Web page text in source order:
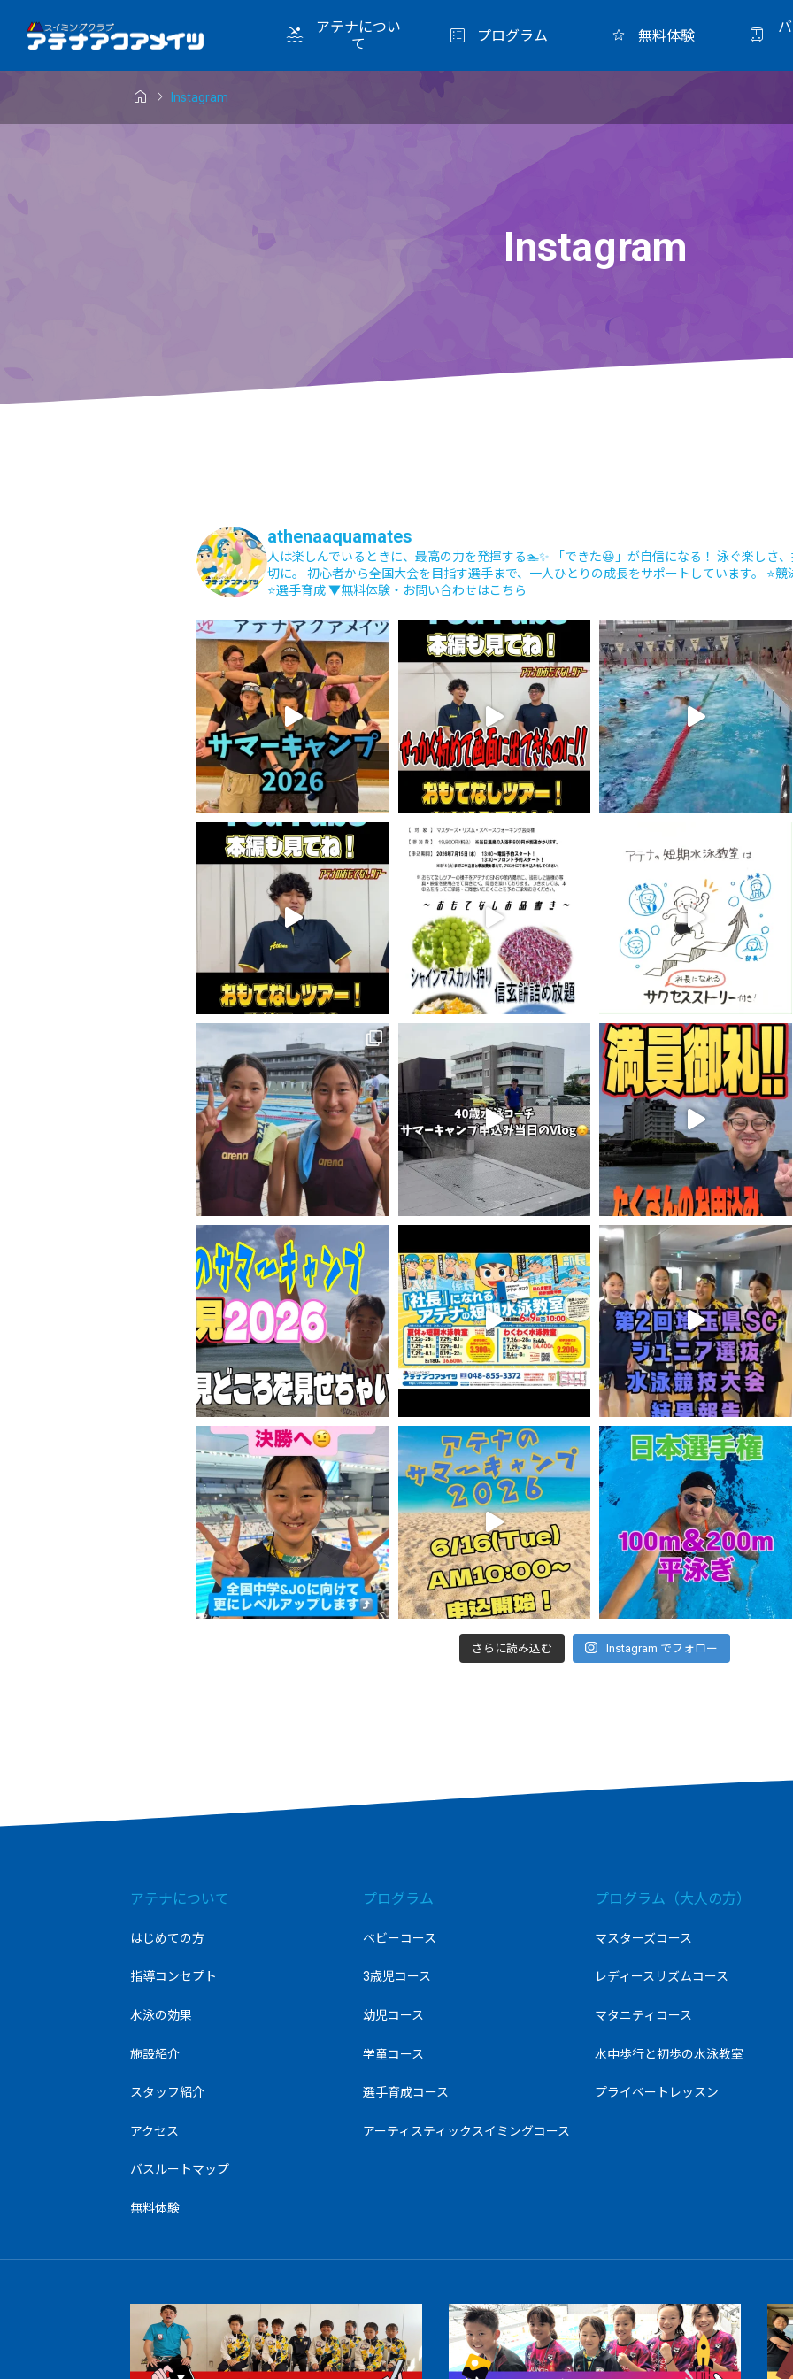

アテナについ
て
 プログラム  無料体験 
  Instagram
Instagram
athenaaquamates
人は楽しんでいるときに、最高の力を発揮する🏊✨ 「できた😆」が自信になる！ 泳ぐ楽しさ
切に。
初心者から全国大会を目指す選手まで、一人ひとりの成長をサポートしています。
⭐️
⭐️選手育成▼無料体験・お問い合わせはこちら
さらに読み込む Instagram でフォロー
アテナについて
はじめての方
指導コンセプト
水泳の効果
施設紹介
スタッフ紹介
アクセス
バスルートマップ
無料体験
プログラム
ベビーコース
3歳児コース
幼児コース
学童コース
選手育成コース
アーティスティックスイミングコース
プログラム（大人の方）
マスターズコース
レディースリズムコース
マタニティコース
水中歩行と初歩の水泳教室
プライベートレッスン